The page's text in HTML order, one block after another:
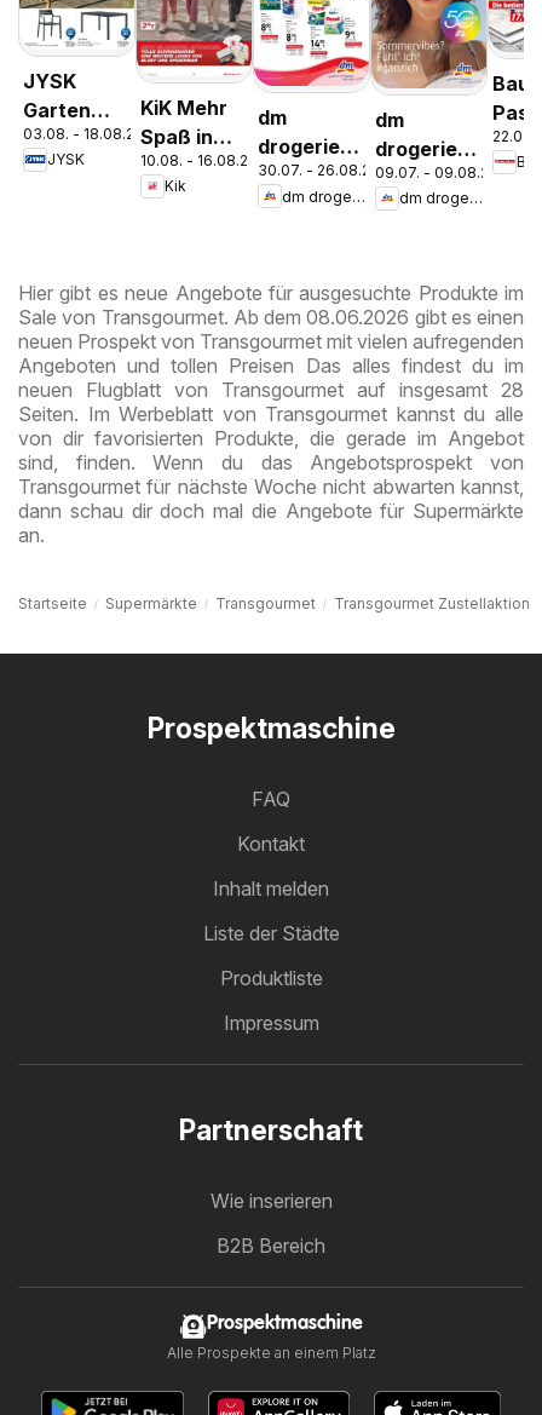
JYSK
Garten
Abverkauf
Spare Bis
03.08. - 18.08.2026
JYSK
KiK Mehr
Spaß in
der Schule
10.08. - 16.08.2026
Kik
dm
drogerie
markt
Journal
30.07. - 26.08.2026
dm drogerie markt
dm
drogerie
markt
Journal
09.07. - 09.08.2026
dm drogerie markt
22.07.
Hier gibt es neue Angebote für ausgesuchte Produkte im
Sale von Transgourmet. Ab dem 08.06.2026 gibt es einen
neuen Prospekt von Transgourmet mit vielen aufregenden
Angeboten und tollen Preisen Das alles findest du im
neuen Flugblatt von Transgourmet auf insgesamt 28
Seiten. Im Werbeblatt von Transgourmet kannst du alle
von dir favorisierten Produkte, die gerade im Angebot
sind, finden. Wenn du das Angebotsprospekt von
Transgourmet für nächste Woche nicht abwarten kannst,
dann schau dir doch mal die Angebote für Supermärkte
an.
Startseite Supermärkte Transgourmet Transgourmet Zustellaktion
Prospektmaschine
FAQ
Kontakt
Inhalt melden
Liste der Städte
Produktliste
Impressum
Partnerschaft
Wie inserieren
B2B Bereich
Prospektmaschine
Alle Prospekte an einem Platz